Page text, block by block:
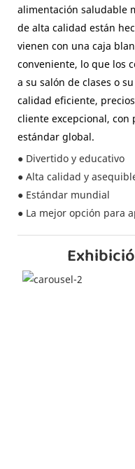
alimentación saludable
de alta calidad están
vienen con una caja
conveniente, lo que los
a su salón de clases o
calidad eficiente,
cliente excepcional, con
estándar global.
● Divertido y educativo
● Alta calidad y
● Estándar mundial
● La mejor opción para